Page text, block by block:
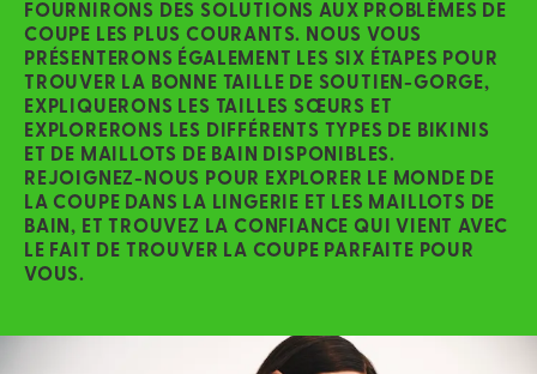
FOURNIRONS DES SOLUTIONS AUX PROBLÈMES DE
COUPE LES PLUS COURANTS. NOUS VOUS
PRÉSENTERONS ÉGALEMENT LES SIX ÉTAPES POUR
TROUVER LA BONNE TAILLE DE SOUTIEN-GORGE,
EXPLIQUERONS LES TAILLES SŒURS ET
EXPLORERONS LES DIFFÉRENTS TYPES DE BIKINIS
ET DE MAILLOTS DE BAIN DISPONIBLES.
REJOIGNEZ-NOUS POUR EXPLORER LE MONDE DE
LA COUPE DANS LA LINGERIE ET LES MAILLOTS DE
BAIN, ET TROUVEZ LA CONFIANCE QUI VIENT AVEC
LE FAIT DE TROUVER LA COUPE PARFAITE POUR
VOUS.